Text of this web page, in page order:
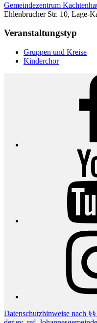
Gemeindezentrum
Ehlenbrucher Str. 10, Lage-
Veranstaltungstyp
Gruppen und Kreise
Kinderchor
Datenschutzhinweise nach